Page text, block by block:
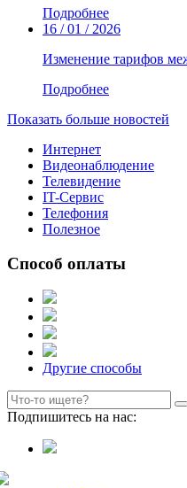
Подробнее
16 / 01 / 2026
Изменение тарифов
Подробнее
Показать больше новостей
Интернет
Видеонаблюдение
Телевидение
IT-Сервис
Телефония
Полезное
Способ оплаты
Другие способы
Подпишитесь на нас: